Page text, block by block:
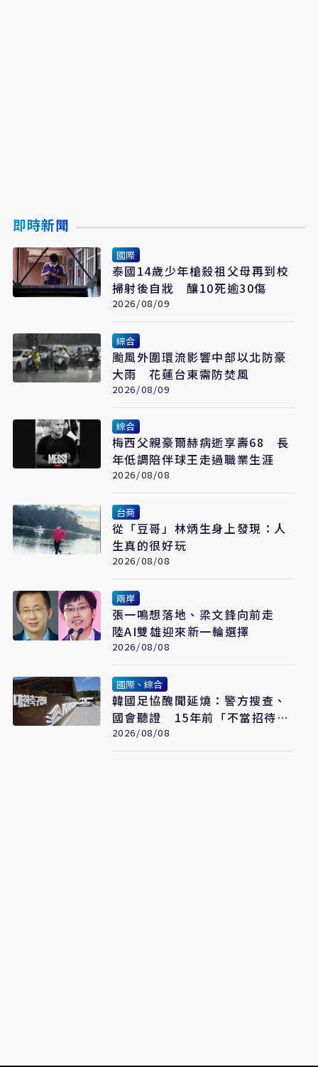
即時新聞
國際
泰國14歲少年槍殺祖父母再到校
掃射後自戕 釀10死逾30傷
2026/08/09
綜合
颱風外圍環流影響中部以北防豪
大雨 花蓮台東需防焚風
2026/08/09
綜合
梅西父親豪爾赫病逝享壽68 長
年低調陪伴球王走過職業生涯
2026/08/08
台商
從「豆哥」林炳生身上發現：人
生真的很好玩
2026/08/08
兩岸
張一鳴想落地、梁文鋒向前走
陸AI雙雄迎來新一輪選擇
2026/08/08
國際、綜合
韓國足協醜聞延燒：警方搜查、
國會聽證 15年前「不當招待」
疑雲重見天日
2026/08/08